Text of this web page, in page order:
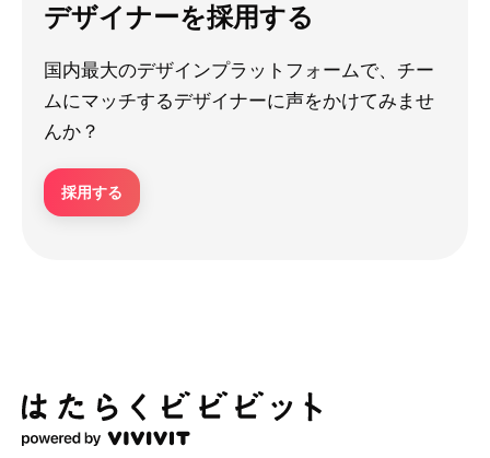
デザイナーを採用する
国内最大のデザインプラットフォームで、チー
ムにマッチするデザイナーに声をかけてみませ
んか？
採用する